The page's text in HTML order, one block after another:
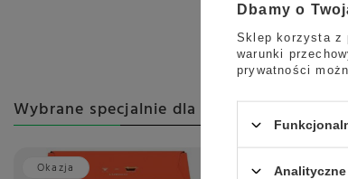
Wybrane specjalnie dla Ciebie
Okazja
Dbamy o
Sklep korzysta z
warunki
prywatności